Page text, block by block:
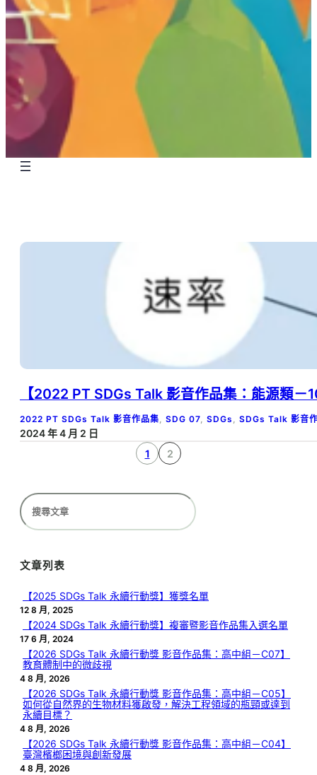
【2022 PT SDGs Talk 影音作品集：能源類
2022 PT SDGs Talk 影音作品集, SDG 07, SDGs , SDGs Talk 影音
2024 年 4 月 2 日
1
2
搜
尋
文章列表
【2025 SDGs Talk 永續行動獎】獲獎名單
12 8 月, 2025
【2024 SDGs Talk 永續行動獎】複審暨影音作品集入選名單
17 6 月, 2024
【2026 SDGs Talk 永續行動獎 影音作品集：高中組－C07】
教育體制中的微歧視
4 8 月, 2026
【2026 SDGs Talk 永續行動獎 影音作品集：高中組－C05】
如何從自然界的生物材料獲啟發，解決工程領域的瓶頸或達到
永續目標？
4 8 月, 2026
【2026 SDGs Talk 永續行動獎 影音作品集：高中組－C04】
臺灣檳榔困境與創新發展
4 8 月, 2026